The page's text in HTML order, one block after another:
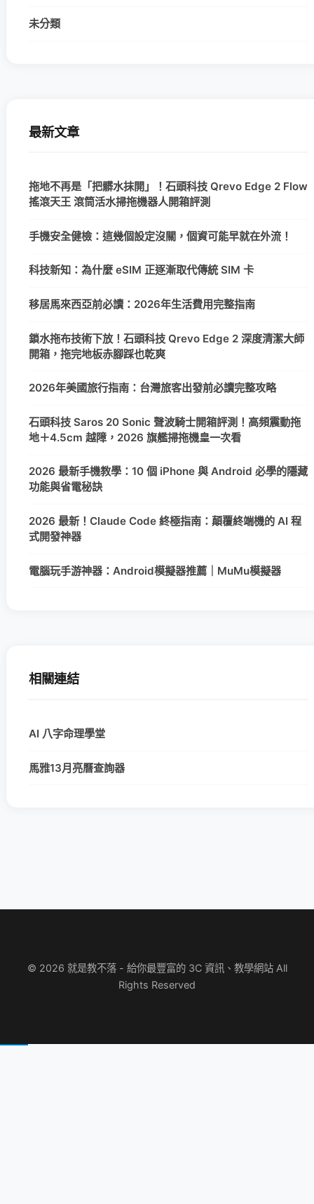
未分類
最新文章
拖地不再是「把髒水抹開」！石頭科技 Qrevo Edge 2 Flow
搖滾天王 滾筒活水掃拖機器人開箱評測
手機安全健檢：這幾個設定沒關，個資可能早就在外流！
科技新知：為什麼 eSIM 正逐漸取代傳統 SIM 卡
移居馬來西亞前必讀：2026年生活費用完整指南
鎖水拖布技術下放！石頭科技 Qrevo Edge 2 深度清潔大師
開箱，拖完地板赤腳踩也乾爽
2026年美國旅行指南：台灣旅客出發前必讀完整攻略
石頭科技 Saros 20 Sonic 聲波騎士開箱評測！高頻震動拖
地＋4.5cm 越障，2026 旗艦掃拖機皇一次看
2026 最新手機教學：10 個 iPhone 與 Android 必學的隱藏
功能與省電秘訣
2026 最新！Claude Code 終極指南：顛覆終端機的 AI 程
式開發神器
電腦玩手游神器：Android模擬器推薦｜MuMu模擬器
相關連結
AI 八字命理學堂
馬雅13月亮曆查詢器
© 2026 就是教不落 - 給你最豐富的 3C 資訊、教學網站 All
Rights Reserved